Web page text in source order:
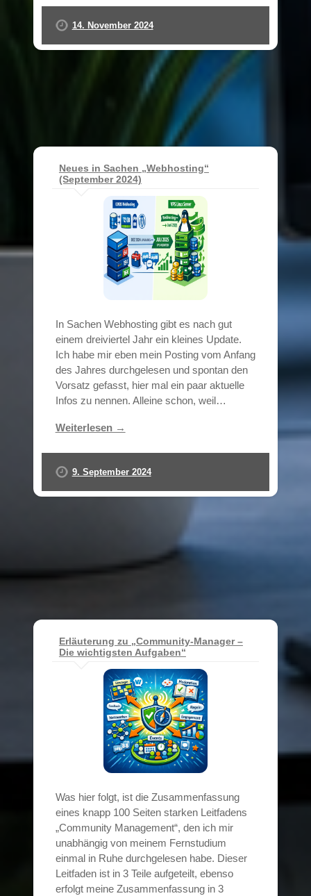
14. November 2024
Neues in Sachen „Webhosting“
(September 2024)
In Sachen Webhosting gibt es nach gut
einem dreiviertel Jahr ein kleines Update.
Ich habe mir eben mein Posting vom Anfang
des Jahres durchgelesen und spontan den
Vorsatz gefasst, hier mal ein paar aktuelle
Infos zu nennen. Alleine schon, weil…
Weiterlesen →
9. September 2024
Erläuterung zu „Community-Manager –
Die wichtigsten Aufgaben“
Was hier folgt, ist die Zusammenfassung
eines knapp 100 Seiten starken Leitfadens
„Community Management“, den ich mir
unabhängig von meinem Fernstudium
einmal in Ruhe durchgelesen habe. Dieser
Leitfaden ist in 3 Teile aufgeteilt, ebenso
erfolgt meine Zusammenfassung in 3